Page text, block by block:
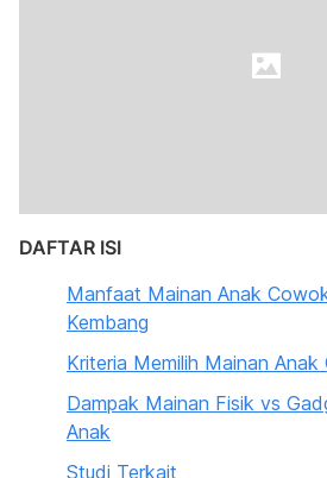
DAFTAR ISI
Manfaat Mainan Anak
Kembang
Kriteria Memilih Mainan
Dampak Mainan Fisik vs
Anak
Studi Terkait